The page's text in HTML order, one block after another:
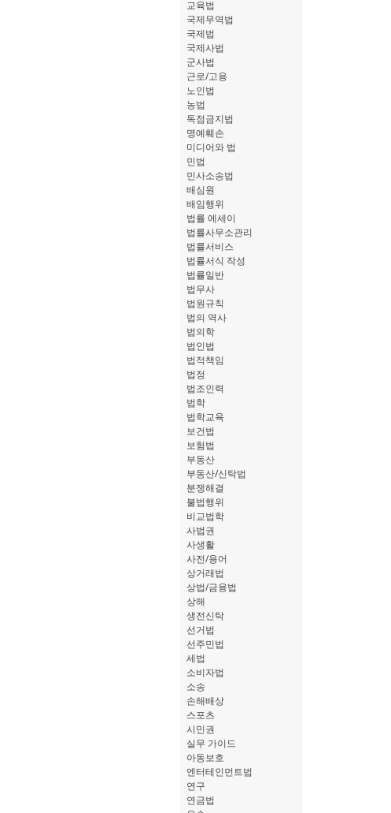
교육법
국제무역법
국제법
국제사법
군사법
근로/고용
노인법
농법
독점금지법
명예훼손
미디어와 법
민법
민사소송법
배심원
배임행위
법률 에세이
법률사무소관리
법률서비스
법률서식 작성
법률일반
법무사
법원규칙
법의 역사
법의학
법인법
법적책임
법정
법조인력
법학
법학교육
보건법
보험법
부동산
부동산/신탁법
분쟁해결
불법행위
비교법학
사법권
사생활
사전/용어
상거래법
상법/금융법
상해
생전신탁
선거법
선주민법
세법
소비자법
소송
손해배상
스포츠
시민권
실무 가이드
아동보호
엔터테인먼트법
연구
연금법